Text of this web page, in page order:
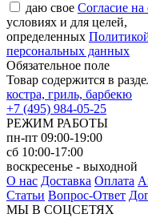
даю свое Согласие
условиях и для целей,
определенных
персональных данных
Обязательное поле
Товар содержится в
костра, гриль, барбекю
+7 (495) 984-05-25
РЕЖИМ РАБОТЫ
пн-пт 09:00-19:00
сб 10:00-17:00
воскресенье - выходной
О нас Доставка Оплата
Статьи Вопрос-Ответ
МЫ В СОЦСЕТЯХ